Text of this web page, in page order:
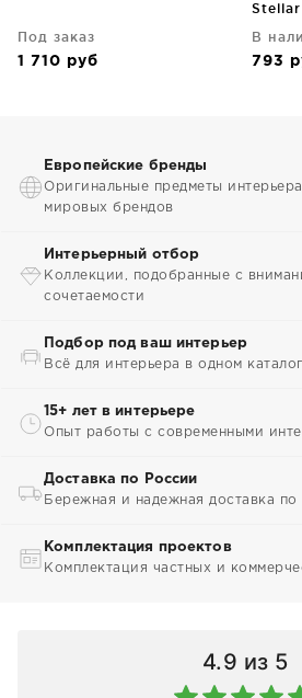
Под заказ
1 710 руб
Stellar
В
793
Европейские бренды
Оригинальные предметы
мировых брендов
Интерьерный отбор
Коллекции, подобранные с
сочетаемости
Подбор под ваш интерьер
Всё для интерьера в одном
15+ лет в интерьере
Опыт работы с современными
Доставка по России
Бережная и надежная доставка по
Комплектация проектов
Комплектация частных и
4.9 из 5